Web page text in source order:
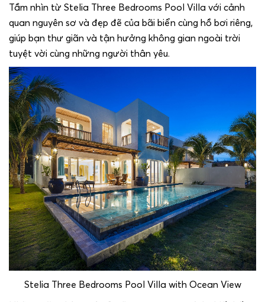
Tầm nhìn từ Stelia Three Bedrooms Pool Villa với cảnh
quan nguyên sơ và đẹp đẽ của bãi biển cùng hồ bơi riêng,
giúp bạn thư giãn và tận hưởng không gian ngoài trời
tuyệt vời cùng những người thân yêu.
Stelia Three Bedrooms Pool Villa with Ocean View